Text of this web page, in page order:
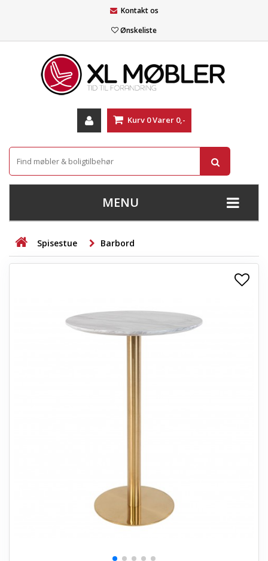
Kontakt os
Ønskeliste
Kurv 0Varer 0,-
MENU
+
STUE
+
KONTORMØBLER
Spisestue Barbord